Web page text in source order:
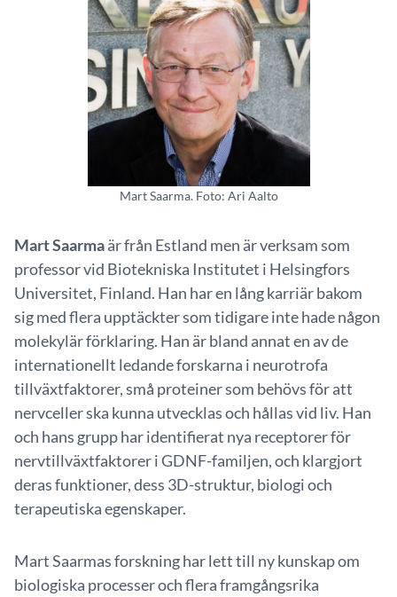
Mart Saarma. Foto: Ari Aalto
Mart Saarmaär från Estland men är verksam som
professor vid Biotekniska Institutet i Helsingfors
Universitet, Finland. Han har en lång karriär bakom
sig med flera upptäckter som tidigare inte hade någon
molekylär förklaring. Han är bland annat en av de
internationellt ledande forskarna i neurotrofa
tillväxtfaktorer, små proteiner som behövs för att
nervceller ska kunna utvecklas och hållas vid liv. Han
och hans grupp har identifierat nya receptorer för
nervtillväxtfaktorer i GDNF-familjen, och klargjort
deras funktioner, dess 3D-struktur, biologi och
terapeutiska egenskaper.
Mart Saarmas forskning har lett till ny kunskap om
biologiska processer och flera framgångsrika